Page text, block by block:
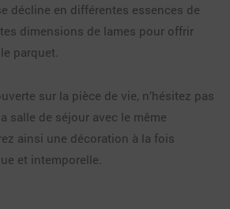
décline en différentes essences de
dimensions de lames pour offrir
parquet.
sur la pièce de vie, n’hésitez pas
salle de séjour avec le même
ainsi une décoration à la fois
et intemporelle.